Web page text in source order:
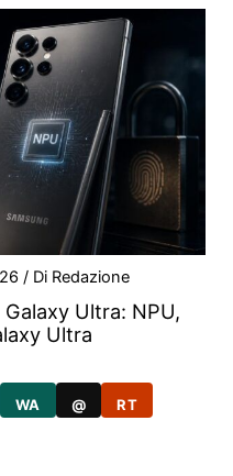
/ Di Redazione
Ultra: NPU,
Ultra
WA @ RT